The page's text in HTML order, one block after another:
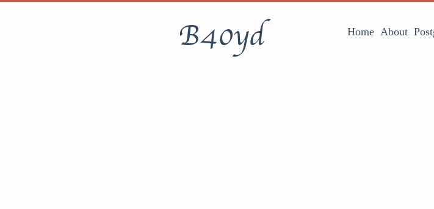
B40yd Home About